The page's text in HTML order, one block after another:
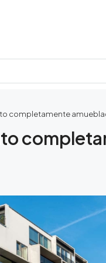
completamente